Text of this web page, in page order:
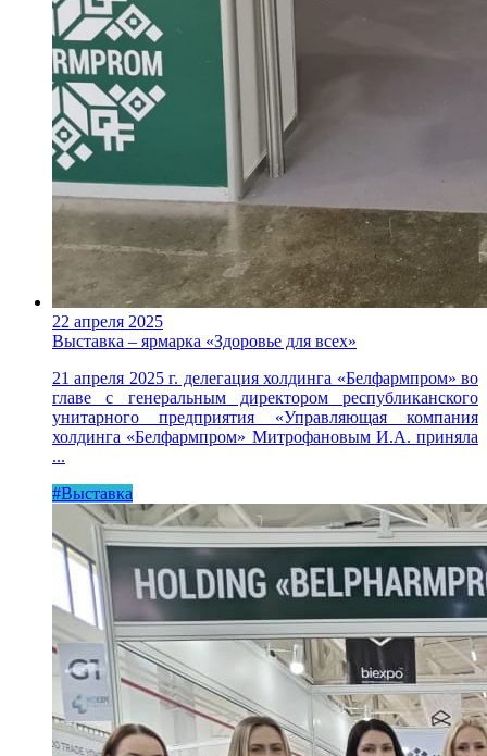
22 апреля 2025
Выставка – ярмарка «Здоровье для всех»
21 апреля 2025 г. делегация холдинга «Белфармпром» во
главе с генеральным директором республиканского
унитарного предприятия «Управляющая компания
холдинга «Белфармпром» Митрофановым И.А. приняла
...
#Выставка